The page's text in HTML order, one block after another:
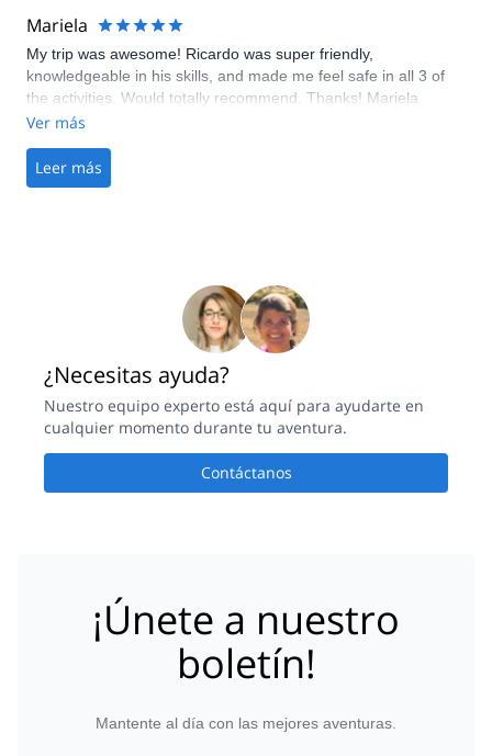
Mariela
My trip was awesome! Ricardo was super friendly,
knowledgeable in his skills, and made me feel safe in all 3 of
the activities. Would totally recommend. Thanks! Mariela
Ver más
Leer más
¿Necesitas ayuda?
Nuestro equipo experto está aquí para ayudarte en
cualquier momento durante tu aventura.
Contáctanos
¡Únete a nuestro
boletín!
Mantente al día con las mejores aventuras.